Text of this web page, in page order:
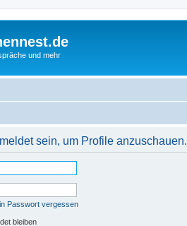
und mehr
sein, um Profile anzuschauen.
Passwort vergessen
bleiben